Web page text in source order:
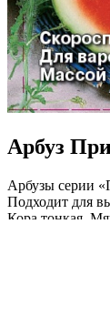
Арбуз
Арбузы серии
Подходит для
Кора тонкая.